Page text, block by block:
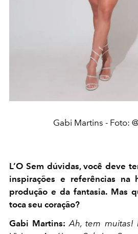
Gabi Martins - Foto:
L’O Sem dúvidas, você deve
inspirações e referências na
produção e da fantasia. Mas
toca seu coração?
Gabi Martins: Ah, tem muitas!